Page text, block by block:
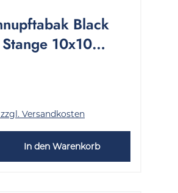
Black
10x10
Versandkosten
In den Warenkorb